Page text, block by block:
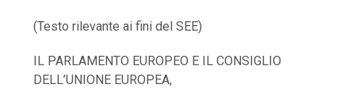
(Testo rilevante ai fini del SEE)
IL PARLAMENTO EUROPEO E IL CONSIGLIO
DELL’UNIONE EUROPEA,